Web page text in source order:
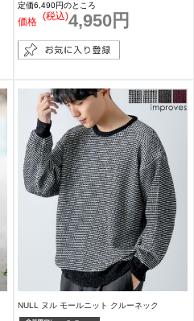
定価6,490円のところ
価格 4,950円
(税込)
NULL ヌル モールニット クルーネック